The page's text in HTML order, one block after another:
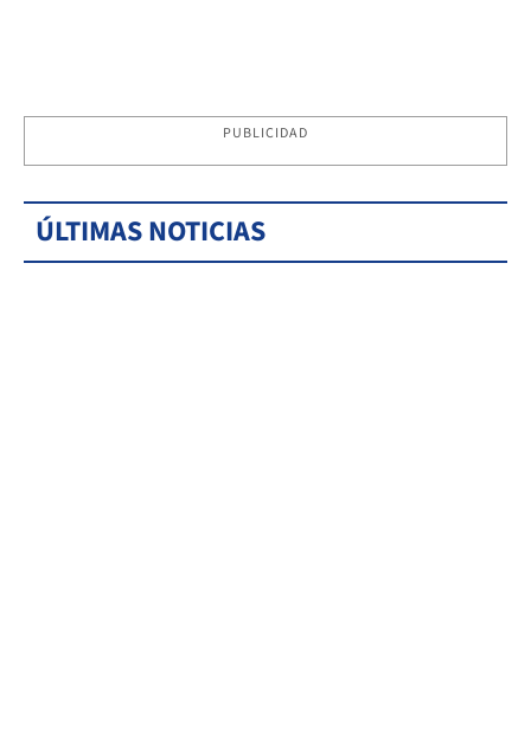
PUBLICIDAD
ÚLTIMAS NOTICIAS